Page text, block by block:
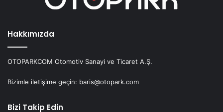
Hakkımızda
OTOPARKCOM Otomotiv Sanayi ve Ticaret A.Ş.
Bizimle iletişime geçin: baris@otopark.com
Bizi Takip Edin